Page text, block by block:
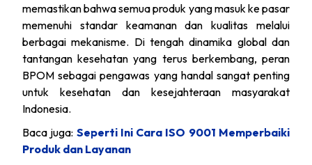
memastikan bahwa semua produk yang masuk ke pasar
memenuhi standar keamanan dan kualitas melalui
berbagai mekanisme. Di tengah dinamika global dan
tantangan kesehatan yang terus berkembang, peran
BPOM sebagai pengawas yang handal sangat penting
untuk kesehatan dan kesejahteraan masyarakat
Indonesia.
Baca juga: Seperti Ini Cara ISO 9001 Memperbaiki
Produk dan Layanan